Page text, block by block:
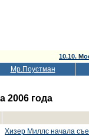
10.10.
Мр.Поустман
2006 года
Хизер Миллс начала